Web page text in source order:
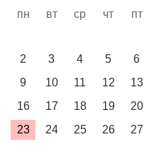
пн вт ср чт пт
2
3 4 5 6
9
10 11 12 13
16
17 18 19 20
23
24 25 26 27